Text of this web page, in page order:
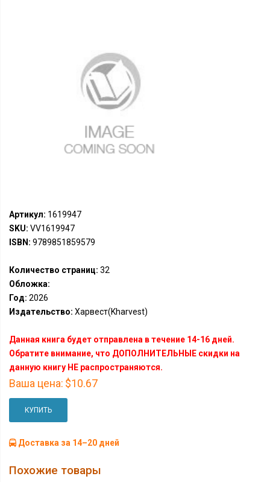
Артикул: 1619947
SKU: VV1619947
ISBN: 9789851859579
Количество страниц: 32
Обложка:
Год: 2026
Издательство: Харвест(Kharvest)
Данная книга будет отправлена в течение 14-16 дней.
Обратите внимание, что ДОПОЛНИТЕЛЬНЫЕ скидки на
данную книгу НЕ распространяются.
Ваша цена: $10.67
КУПИТЬ
Доставка за 14–20 дней
Похожие товары